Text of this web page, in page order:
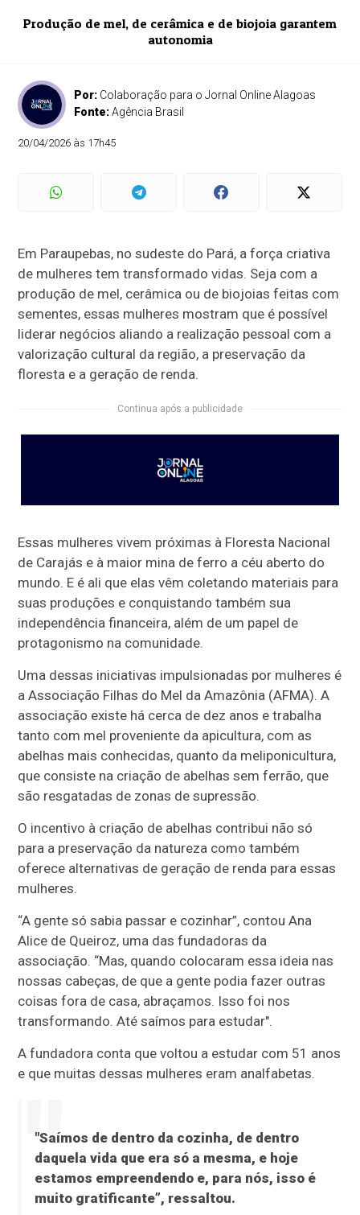
Produção de mel, de cerâmica e de biojoia garantem
autonomia
Por: Colaboração para o Jornal Online Alagoas
Fonte:Agência Brasil
20/04/2026 às 17h45
Em Paraupebas, no sudeste do Pará, a força criativa
de mulheres tem transformado vidas. Seja com a
produção de mel, cerâmica ou de biojoias feitas com
sementes, essas mulheres mostram que é possível
liderar negócios aliando a realização pessoal com a
valorização cultural da região, a preservação da
floresta e a geração de renda.
Continua após a publicidade
Essas mulheres vivem próximas à Floresta Nacional
de Carajás e à maior mina de ferro a céu aberto do
mundo. E é ali que elas vêm coletando materiais para
suas produções e conquistando também sua
independência financeira, além de um papel de
protagonismo na comunidade.
Uma dessas iniciativas impulsionadas por mulheres é
a Associação Filhas do Mel da Amazônia (AFMA). A
associação existe há cerca de dez anos e trabalha
tanto com mel proveniente da apicultura, com as
abelhas mais conhecidas, quanto da meliponicultura,
que consiste na criação de abelhas sem ferrão, que
são resgatadas de zonas de supressão.
O incentivo à criação de abelhas contribui não só
para a preservação da natureza como também
oferece alternativas de geração de renda para essas
mulheres.
“A gente só sabia passar e cozinhar”, contou Ana
Alice de Queiroz, uma das fundadoras da
associação. “Mas, quando colocaram essa ideia nas
nossas cabeças, de que a gente podia fazer outras
coisas fora de casa, abraçamos. Isso foi nos
transformando. Até saímos para estudar".
A fundadora conta que voltou a estudar com 51 anos
e que muitas dessas mulheres eram analfabetas.
"Saímos de dentro da cozinha, de dentro
daquela vida que era só a mesma, e hoje
estamos empreendendo e, para nós, isso é
muito gratificante”, ressaltou.